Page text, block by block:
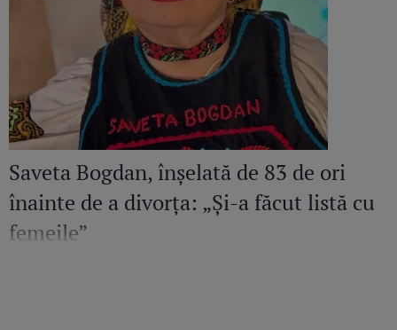
Saveta Bogdan, înșelată de 83 de ori
înainte de a divorța: „Și-a făcut listă cu
femeile”